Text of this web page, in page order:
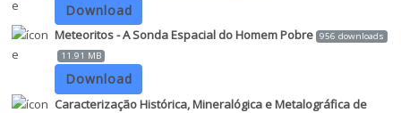
Download
Meteoritos - A Sonda Espacial do Homem Pobre 956 downloads
11.91 MB
Download
Caracterização Histórica, Mineralógica e Metalográfica de